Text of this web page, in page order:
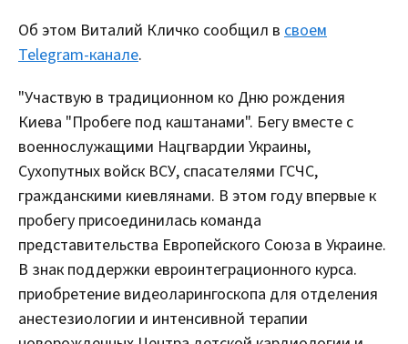
Об этом Виталий Кличко сообщил в своем
Telegram-канале.
"Участвую в традиционном ко Дню рождения
Киева "Пробеге под каштанами". Бегу вместе с
военнослужащими Нацгвардии Украины,
Сухопутных войск ВСУ, спасателями ГСЧС,
гражданскими киевлянами. В этом году впервые к
пробегу присоединилась команда
представительства Европейского Союза в Украине.
В знак поддержки евроинтеграционного курса.
приобретение видеоларингоскопа для отделения
анестезиологии и интенсивной терапии